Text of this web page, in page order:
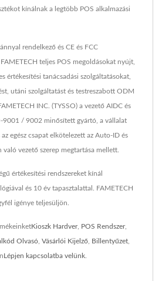
kínálnak a legtöbb POS alkalmazási
rendelkező és CE és FCC
teljes POS megoldásokat nyújt,
értékesítési tanácsadási szolgáltatásokat,
utáni szolgáltatást és testreszabott ODM
INC. (TYSSO) a vezető AIDC és
9001 / 9002 minősített gyártó, a vállalat
egész csapat elkötelezett az Auto-ID és
vezető szerep megtartása mellett.
értékesítési rendszereket kínál
és 10 év tapasztalattal. FAMETECH
igénye teljesüljön.
Kioszk Hardver, POS Rendszer,
Olvasó, Vásárlói Kijelző, Billentyűzet,
Lépjen kapcsolatba velünk.